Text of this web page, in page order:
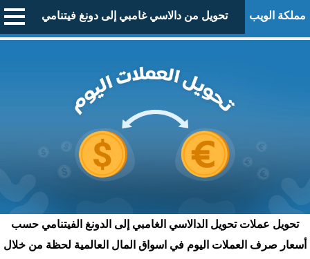
مملكة الويب تحويل من دالاسي غامبي إلى دونغ فيتنامي
تحويل عملات تحويل الدالاسي الغامبي إلى الدونغ الفيتنامي حسب
أسعار صرف العملات اليوم في اسواق المال العالمية لحظة من خلال